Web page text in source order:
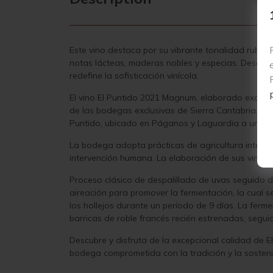
Este vino destaca por su vibrante tonalidad rubí
notas lácteas, maderas nobles y especias.
redefine la sofisticación vinícola.
El vino El Puntido 2021 Magnum, elaborado
de las bodegas exclusivas de Sierra Cantabria.
Puntido, ubicado en Páganos y Laguardia a una
La bodega adopta prácticas de agricultura
intervención humana. La elaboración de sus
Proceso clásico de despalillado de uvas seguido
aireación para promover la fermentación, la cual
los hollejos durante un período de 9 días. La
barricas de roble francés recién estrenadas,
Descubre y disfruta de la excepcional calidad de
bodega comprometida con la tradición y la